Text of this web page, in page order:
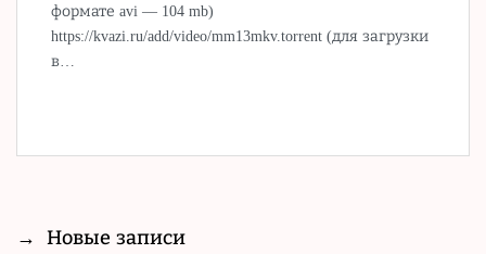
формате avi — 104 mb)
https://kvazi.ru/add/video/mm13mkv.torrent (для загрузки
в…
→ Новые записи